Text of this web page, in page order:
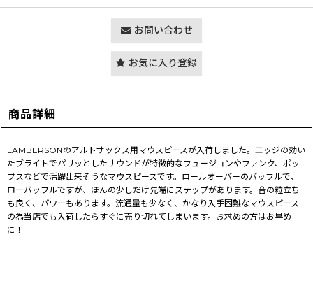
お問い合わせ
お気に入り登録
商品詳細
LAMBERSONのアルトサックス用マウスピースが入荷しました。エッジの効い
たブライトでパリッとしたサウンドが特徴的なフュージョンやファンク、ポッ
プスなどで活躍出来そうなマウスピースです。ロールオーバーのバッフルで、
ローバッフルですが、ほんの少しだけ先端にステップがあります。音の粒立ち
も良く、パワーもあります。流通量も少なく、かなり入手困難なマウスピース
の為当店でも入荷したらすぐに売り切れてしまいます。お求めの方はお早め
に！